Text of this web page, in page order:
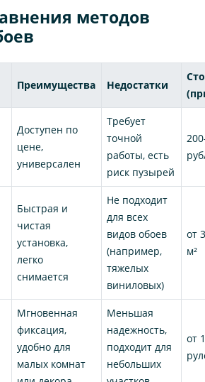
методов
Преимущества Недостатки
Доступен по
цене,
универсален
Требует
точной
работы, есть
риск пузырей
Быстрая и
чистая
установка,
легко
снимается
Не подходит
для всех
видов обоев
(например,
тяжелых
виниловых)
от
м²
Мгновенная
фиксация,
удобно для
малых комнат
Меньшая
надежность,
подходит для
небольших
от